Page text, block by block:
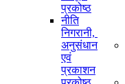
प्रकोष्ठ
नीति
निगरानी, ​​
अनुसंधान
एवं
प्रकाशन